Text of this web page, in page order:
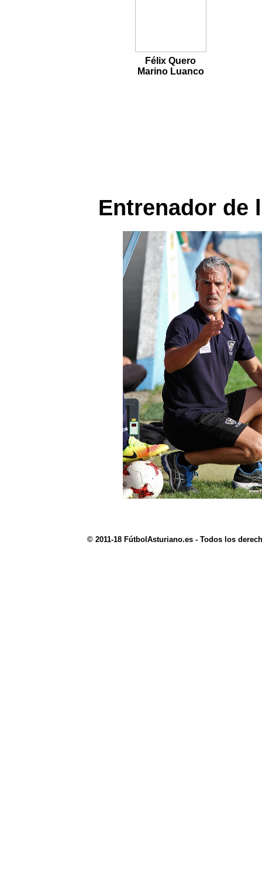
Félix Quero
Marino Luanco
Entrenador de
© 2011-18 FútbolAsturiano.es - Todos los